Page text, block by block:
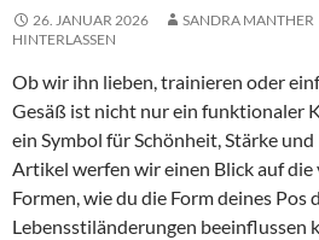
26. JANUAR 2026 SANDRA MANTHER
HINTERLASSEN
Ob wir ihn lieben, trainieren oder
Gesäß ist nicht nur ein funktionaler
ein Symbol für Schönheit, Stärke
Artikel werfen wir einen Blick auf die
Formen, wie du die Form deines Pos
Lebensstiländerungen beeinflussen